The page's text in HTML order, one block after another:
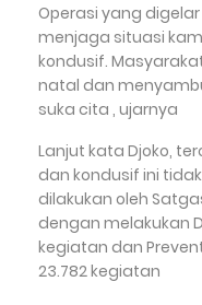
Operasi yang
menjaga situasi
kondusif.
natal dan
suka cita , ujarnya
Lanjut kata Djoko,
dan kondusif ini
dilakukan oleh
dengan melakukan
kegiatan dan
23.782 kegiatan